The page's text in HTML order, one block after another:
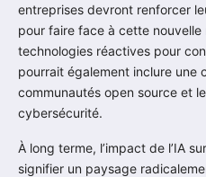
entreprises devront renforcer
pour faire face à cette
technologies réactives pour
pourrait également inclure une
communautés open source et
cybersécurité.
À long terme, l’impact de l’IA
signifier un paysage